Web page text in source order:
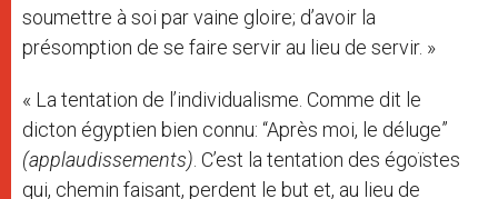
soumettre à soi par vaine gloire; d’avoir la
présomption de se faire servir au lieu de servir. »
« La tentation de l’individualisme. Comme dit le
dicton égyptien bien connu: “Après moi, le déluge”
(applaudissements) . C’est la tentation des égoïstes
qui, chemin faisant, perdent le but et, au lieu de